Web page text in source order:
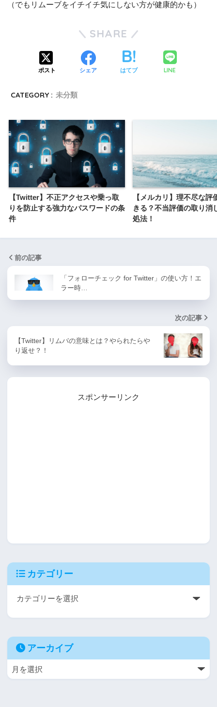
（でもリムーブをイチイチ気にしない方が健康的かも）
SHARE
ポスト シェア はてブ LINE
CATEGORY : 未分類
【Twitter】不正アクセスや乗っ取
りを防止する強力なパスワードの条
件
【メルカリ】理不尽な評
きる？不当評価の取り消
処法！
前の記事
「フォローチェック for Twitter」の使い方！エ
ラー時…
次の記事
【Twitter】リムバの意味とは？やられたらや
り返せ？！
スポンサーリンク
カテゴリー
アーカイブ